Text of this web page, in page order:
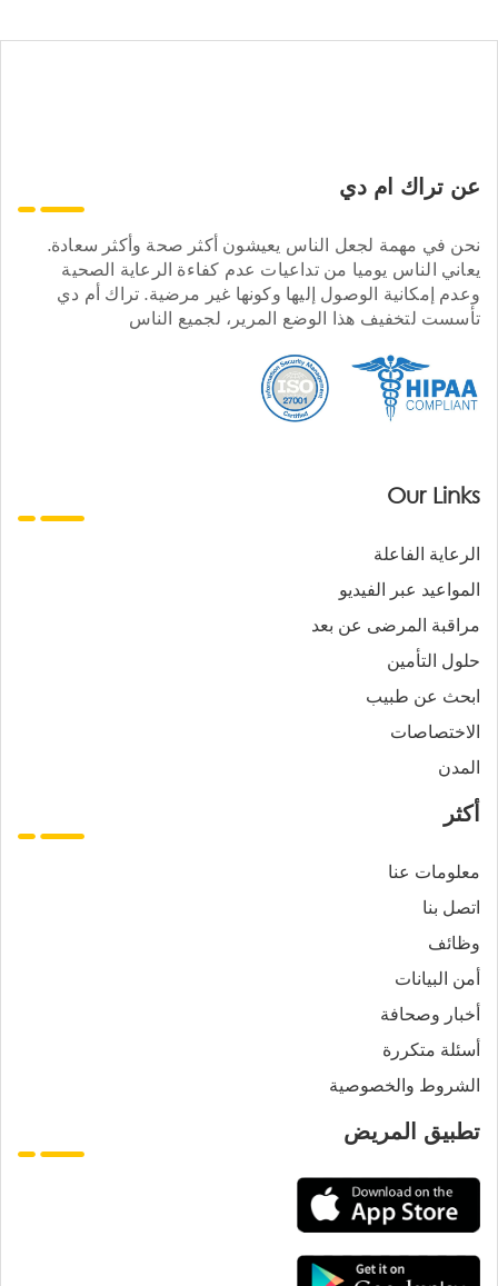
عن تراك ام دي
نحن في مهمة لجعل الناس يعيشون أكثر صحة وأكثر سعادة.
يعاني الناس يوميا من تداعيات عدم كفاءة الرعاية الصحية
وعدم إمكانية الوصول إليها وكونها غير مرضية. تراك أم دي
تأسست لتخفيف هذا الوضع المرير، لجميع الناس
Our Links
الرعاية الفاعلة
المواعيد عبر الفيديو
مراقبة المرضى عن بعد
حلول التأمين
ابحث عن طبيب
الاختصاصات
المدن
أكثر
معلومات عنا
اتصل بنا
وظائف
أمن البيانات
أخبار وصحافة
أسئلة متكررة
الشروط والخصوصية
تطبيق المريض